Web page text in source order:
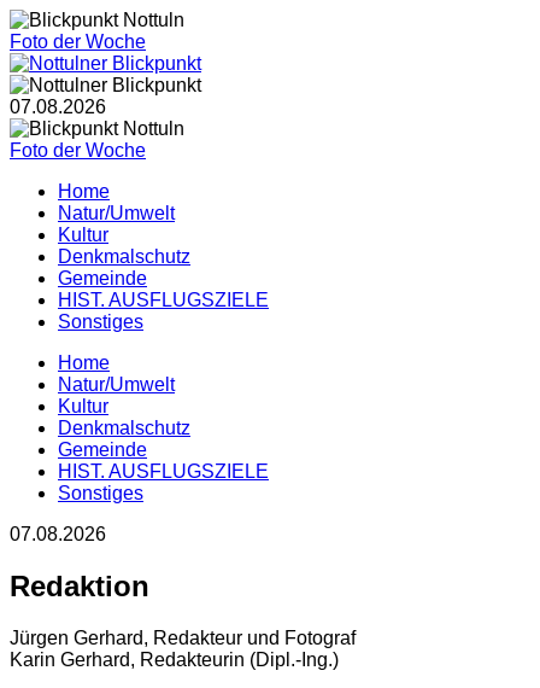
Foto der Woche
07.08.2026
Foto der Woche
Home
Natur/Umwelt
Kultur
Denkmalschutz
Gemeinde
HIST. AUSFLUGSZIELE
Sonstiges
Home
Natur/Umwelt
Kultur
Denkmalschutz
Gemeinde
HIST. AUSFLUGSZIELE
Sonstiges
07.08.2026
Redaktion
Jürgen Gerhard, Redakteur und Fotograf
Karin Gerhard, Redakteurin (Dipl.-Ing.)